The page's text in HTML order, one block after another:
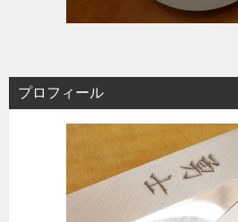
プロフィール